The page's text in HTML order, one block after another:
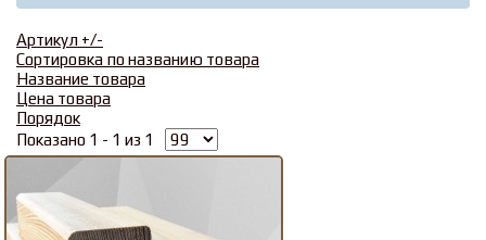
Артикул +/-
Сортировка по названию товара
Название товара
Цена товара
Порядок
Показано 1 - 1 из 1